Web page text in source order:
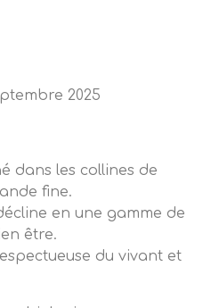
2025
dans les collines de
fine.
en une gamme de
être.
du vivant et